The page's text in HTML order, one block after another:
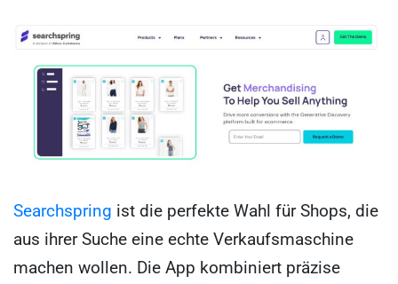
Searchspring ist die perfekte Wahl für Shops, die
aus ihrer Suche eine echte Verkaufsmaschine
machen wollen. Die App kombiniert präzise